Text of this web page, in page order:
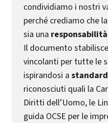
condividiamo i nostri
perché crediamo che
sia una
Il documento
vincolanti per tutte le
ispirandosi a
riconosciuti quali la
Diritti dell’Uomo, le
guida OCSE per le